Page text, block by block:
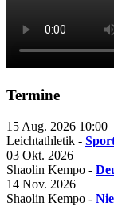
Termine
15 Aug. 2026 10:00
Leichtathletik -
03 Okt. 2026
Shaolin Kempo -
14 Nov. 2026
Shaolin Kempo -